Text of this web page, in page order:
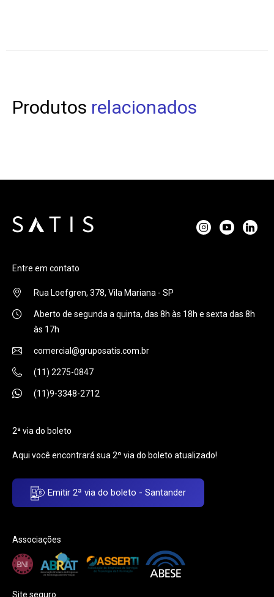
Produtos relacionados
Entre em contato
Rua Loefgren, 378, Vila Mariana - SP
Aberto de segunda a quinta, das 8h às 18h e sexta das 8h
às 17h
comercial@gruposatis.com.br
(11) 2275-0847
(11)9-3348-2712
2ª via do boleto
Aqui você encontrará sua 2º via do boleto atualizado!
Emitir 2ª via do boleto - Santander
Associações
Site seguro